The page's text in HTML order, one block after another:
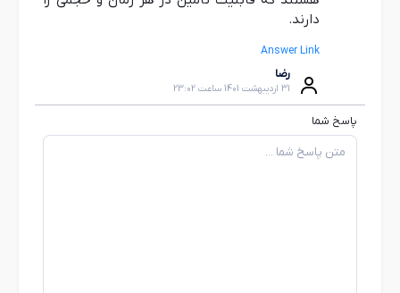
دارند.
Answer Link
رضا
31 اردیبهشت 1401 ساعت 23:02
پاسخ شما